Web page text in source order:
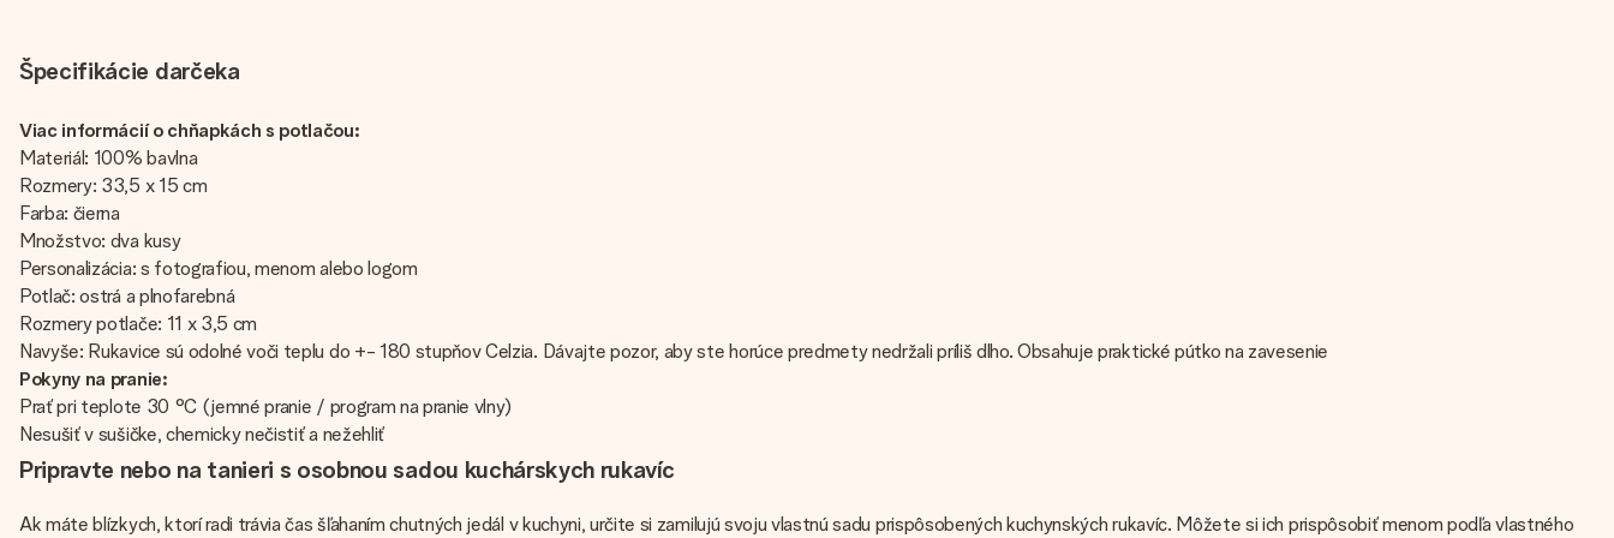
Špecifikácie darčeka
Viac informácií o chňapkách s potlačou:
Materiál: 100% bavlna
Rozmery: 33,5 x 15 cm
Farba: čierna
Množstvo: dva kusy
Personalizácia: s fotografiou, menom alebo logom
Potlač: ostrá a plnofarebná
Rozmery potlače: 11 x 3,5 cm
Navyše: Rukavice sú odolné voči teplu do +- 180 stupňov Celzia. Dávajte pozor, aby ste horúce predmety nedržali príliš dlho. Obsahuje praktické pútko na zavesenie
Pokyny na pranie:
Prať pri teplote 30 °C (jemné pranie / program na pranie vlny)
Nesušiť v sušičke, chemicky nečistiť a nežehliť
Pripravte nebo na tanieri s osobnou sadou kuchárskych rukavíc
Ak máte blízkych, ktorí radi trávia čas šľahaním chutných jedál v kuchyni, určite si zamilujú svoju vlastnú sadu prispôsobených kuchynských rukavíc. Môžete si ich prispôsobiť menom podľa vlastného